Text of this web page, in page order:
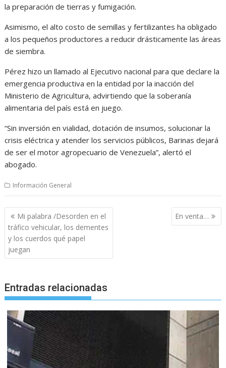
la preparación de tierras y fumigación.
Asimismo, el alto costo de semillas y fertilizantes ha obligado
a los pequeños productores a reducir drásticamente las áreas
de siembra.
Pérez hizo un llamado al Ejecutivo nacional para que declare la
emergencia productiva en la entidad por la inacción del
Ministerio de Agricultura, advirtiendo que la soberanía
alimentaria del país está en juego.
“Sin inversión en vialidad, dotación de insumos, solucionar la
crisis eléctrica y atender los servicios públicos, Barinas dejará
de ser el motor agropecuario de Venezuela”, alertó el
abogado.
Información General
Navegación
de
entradas
Mi palabra /Desorden en el
tráfico vehicular, los dementes
y los cuerdos qué papel
juegan
En venta…
Entradas relacionadas